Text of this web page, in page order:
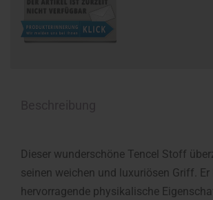
Dieser wunderschöne Tencel Stoff
seinen weichen und luxuriösen Griff. Er
hervorragende physikalische